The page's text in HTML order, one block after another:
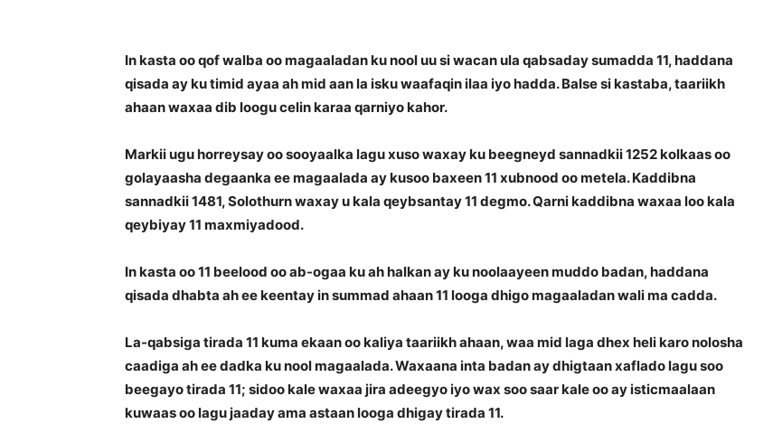
In kasta oo qof walba oo magaaladan ku nool uu si wacan ula qabsaday sumadda 11, haddana
qisada ay ku timid ayaa ah mid aan la isku waafaqin ilaa iyo hadda. Balse si kastaba, taariikh
ahaan waxaa dib loogu celin karaa qarniyo kahor.
Markii ugu horreysay oo sooyaalka lagu xuso waxay ku beegneyd sannadkii 1252 kolkaas oo
golayaasha degaanka ee magaalada ay kusoo baxeen 11 xubnood oo metela. Kaddibna
sannadkii 1481, Solothurn waxay u kala qeybsantay 11 degmo. Qarni kaddibna waxaa loo kala
qeybiyay 11 maxmiyadood.
In kasta oo 11 beelood oo ab-ogaa ku ah halkan ay ku noolaayeen muddo badan, haddana
qisada dhabta ah ee keentay in summad ahaan 11 looga dhigo magaaladan wali ma cadda.
La-qabsiga tirada 11 kuma ekaan oo kaliya taariikh ahaan, waa mid laga dhex heli karo nolosha
caadiga ah ee dadka ku nool magaalada. Waxaana inta badan ay dhigtaan xaflado lagu soo
beegayo tirada 11; sidoo kale waxaa jira adeegyo iyo wax soo saar kale oo ay isticmaalaan
kuwaas oo lagu jaaday ama astaan looga dhigay tirada 11.